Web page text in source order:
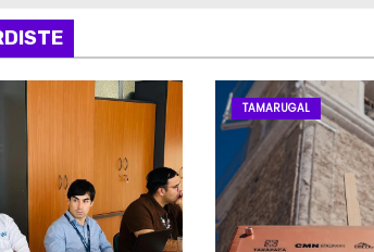
TAMARUGAL